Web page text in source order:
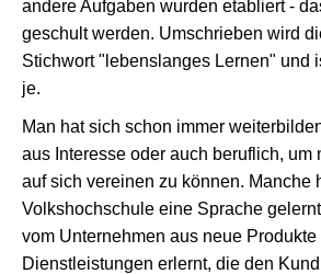
andere Aufgaben wurden etabliert -
geschult werden. Umschrieben wird
Stichwort "lebenslanges Lernen" und
je.
Man hat sich schon immer
aus Interesse oder auch beruflich, um
auf sich vereinen zu können. Manche
Volkshochschule eine Sprache
vom Unternehmen aus neue Produkte
Dienstleistungen erlernt, die den